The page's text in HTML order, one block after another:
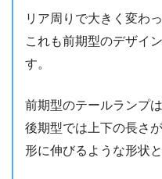
リア周りで大きく変わ
これも前期型のデザイ
す。
前期型のテールランプ
後期型では上下の長さ
形に伸びるような形状